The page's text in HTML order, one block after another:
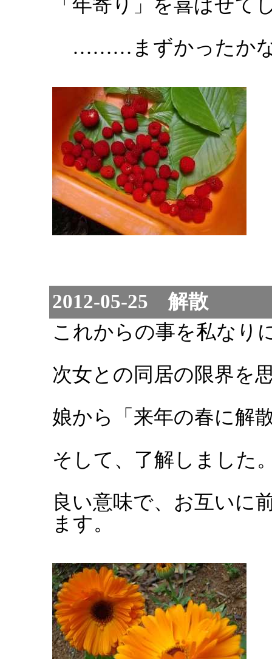
「年寄り」を喜ばせて
………まずかったか
2012-05-25 解散
これからの事を私なり
次女との同居の限界を
娘から「来年の春に解
そして、了解しました
良い意味で、お互いに
ます。